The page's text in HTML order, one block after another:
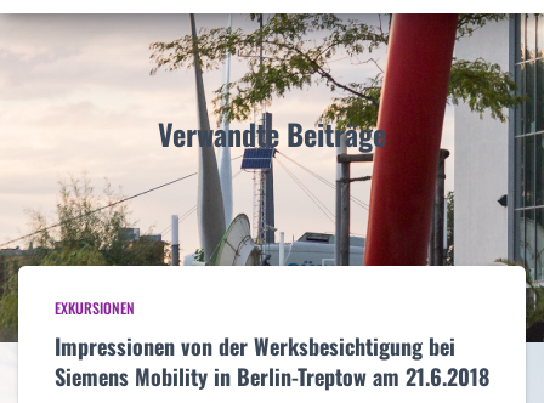
n
Verwandte Beiträge
EXKURSIONEN
Impressionen von der Werksbesichtigung bei
Siemens Mobility in Berlin-Treptow am 21.6.2018